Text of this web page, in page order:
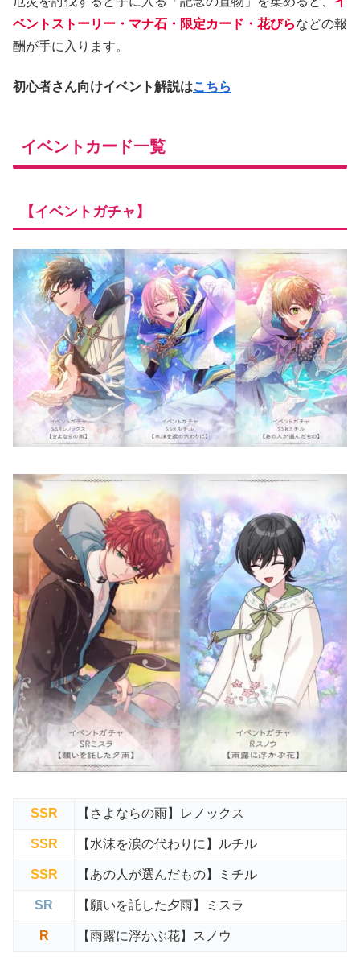
ベントストーリー・マナ石・限定カード・花びらなどの報
酬が手に入ります。
初心者さん向けイベント解説はこちら
イベントカード一覧
【イベントガチャ】
SSR 【さよならの雨】レノックス
SSR 【水沫を涙の代わりに】ルチル
SSR 【あの人が選んだもの】ミチル
SR 【願いを託した夕雨】ミスラ
R 【雨露に浮かぶ花】スノウ